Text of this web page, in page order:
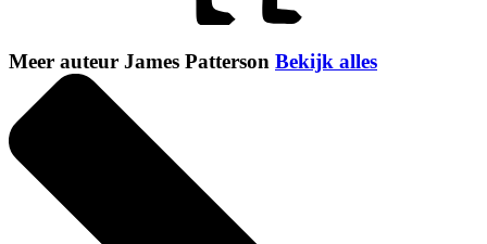
Meer auteur James Patterson Bekijk alles